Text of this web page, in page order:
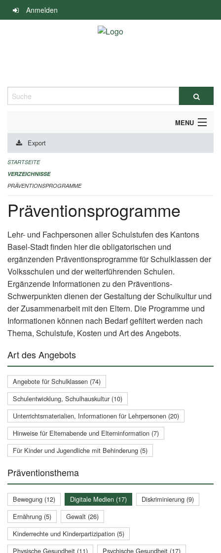
Navigation
überspringen
Anmelden
Suche
MENU
DURCHFÜHRUNG UND FINANZIERUNG
IMPRESSUM
Export
STARTSEITE
VERZEICHNISSE
PRÄVENTIONSPROGRAMME
Präventionsprogramme
Lehr- und Fachpersonen aller Schulstufen des Kantons
Basel-Stadt finden hier die obligatorischen und
ergänzenden Präventionsprogramme für Schulklassen der
Volksschulen und der weiterführenden Schulen.
Ergänzende Informationen zu den Präventions-
Schwerpunkten dienen der Gestaltung der Schulkultur und
der Zusammenarbeit mit den Eltern. Die Programme und
Informationen können nach Bedarf gefiltert werden nach
Thema, Schulstufe, Kosten und Art des Angebots.
Art des Angebots
Angebote für Schulklassen (74)
Schulentwicklung, Schulhauskultur (10)
Unterrichtsmaterialien, Informationen für Lehrpersonen (20)
Hinweise für Elternabende und Elterninformation (7)
Für Kinder und Jugendliche mit Behinderung (5)
Präventionsthema
Bewegung (12) Digitale Medien (17)
Diskriminierung (9)
Ernährung (5)
Gewalt (26)
Kinderrechte und Kinderpartizipation (5)
Physische Gesundheit (11)
Psychische Gesundheit (17)